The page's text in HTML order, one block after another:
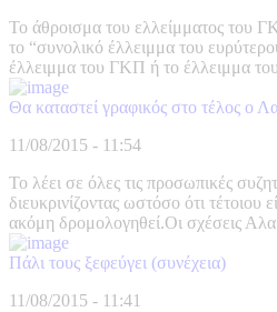
Το άθροισμα του ελλείμματος του
το “συνολικό έλλειμμα του
έλλειμμα του ΓΚΠ ή το έλλειμμα
Θα καταστεί γραφικός στο τέλος ο
11/08/2015 - 11:54
Το λέει σε όλες τις προσωπικές
διευκρινίζοντας ωστόσο ότι τέτοιου
ακόμη δρομολογηθεί.Οι σχέσεις
Πάλι τους ξεφεύγει (συνέχεια)
11/08/2015 - 11:41